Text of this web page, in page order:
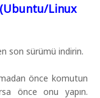
(Ubuntu/Linux
son sürümü indirin.
önce komutun
önce onu yapın.